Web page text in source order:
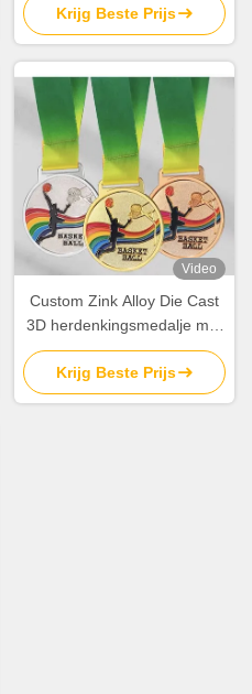
Award Championship
Krijg Beste Prijs
Video
Custom Zink Alloy Die Cast
3D herdenkingsmedalje met
Custom Logo voor prijzen en
souvenirs
Krijg Beste Prijs